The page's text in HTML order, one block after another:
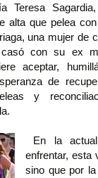
Teresa
alta que pelea
una mujer de
con su ex
aceptar,
de
y
En la
enfrentar, esta
sino que por